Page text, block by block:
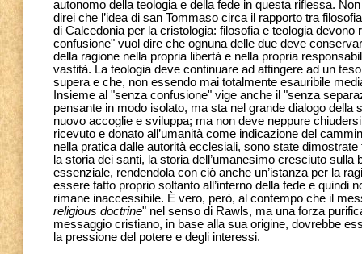
autonomo della teologia e della fede in questa riflessa.
direi che l’idea di san Tommaso circa il rapporto tra
di Calcedonia per la cristologia: filosofia e teologia
confusione" vuol dire che ognuna delle due deve
della ragione nella propria libertà e nella propria
vastità. La teologia deve continuare ad attingere ad un
supera e che, non essendo mai totalmente esauribile
Insieme al "senza confusione" vige anche il "senza
pensante in modo isolato, ma sta nel grande dialogo
nuovo accoglie e sviluppa; ma non deve neppure
ricevuto e donato all’umanità come indicazione del
nella pratica dalle autorità ecclesiali, sono state
la storia dei santi, la storia dell’umanesimo cresciuto
essenziale, rendendola con ciò anche un’istanza per la
essere fatto proprio soltanto all’interno della fede e
rimane inaccessibile. È vero, però, al contempo che il
religious doctrine" nel senso di Rawls, ma una forza
messaggio cristiano, in base alla sua origine, dovrebbe
la pressione del potere e degli interessi.